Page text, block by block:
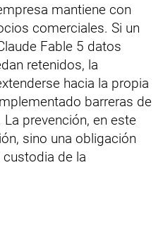
mantiene con
comerciales. Si un
Fable 5 datos
retenidos, la
hacia la propia
barreras de
prevención, en este
sino una obligación
de la